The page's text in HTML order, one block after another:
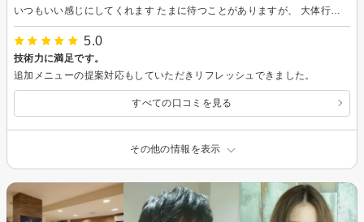
いつもいい感じにしてくれます たまに待つことがありますが、 大体行ったらすぐにカットしてくれます
5.0
技術力に満足です。
追加メニューの提案対応もしていただきリフレッシュできました。
すべての口コミを見る
その他の情報を表示